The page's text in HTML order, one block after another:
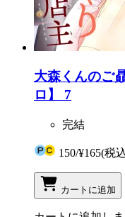
大森くんのご
ロ】 7
完結
150/¥165(税
カートに追加